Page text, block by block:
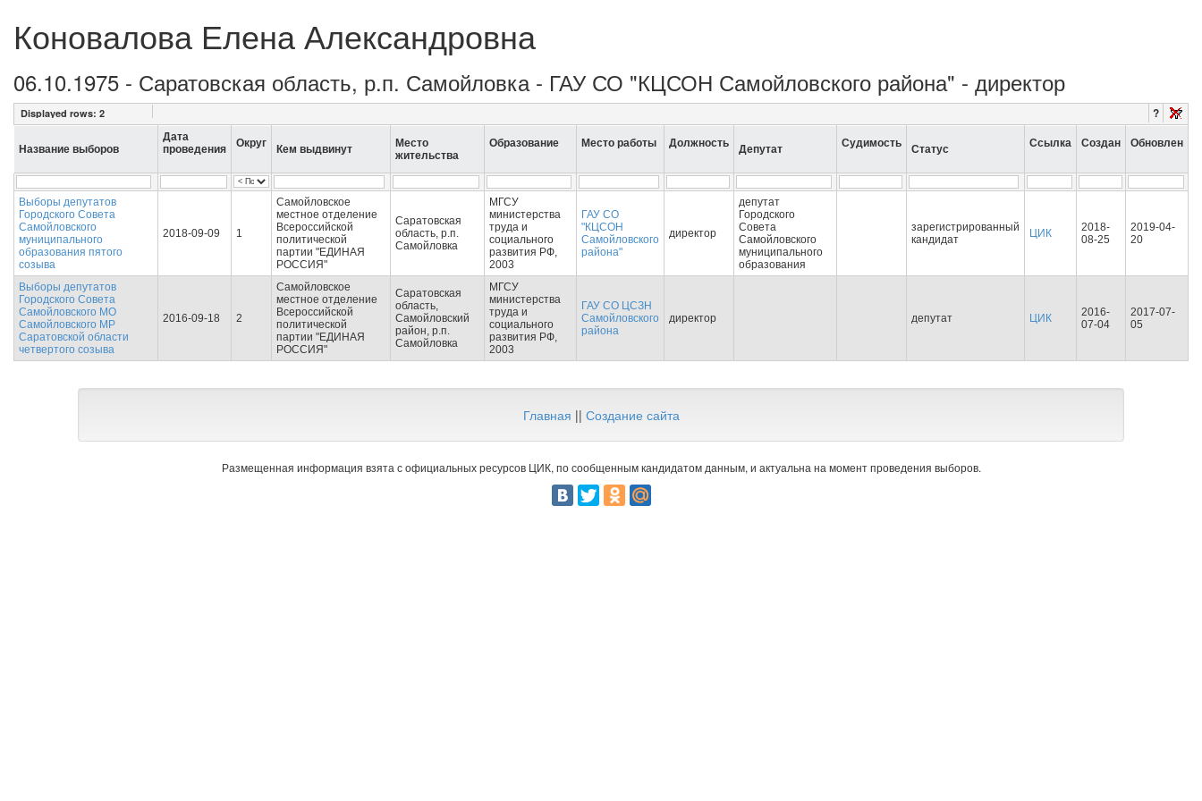
Коновалова Елена Александровна
06.10.1975 - Саратовская область, р.п. Самойловка - ГАУ СО "КЦСОН Самойловского района" - директор
Displayed rows: 2 ?
Название выборов
Дата
проведения
Округ Кем выдвинут
Место
жительства
Образование Место работы Должность Депутат Судимость Статус Ссылка Создан Обновлен
Выборы депутатов
Городского Совета
Самойловского
муниципального
образования пятого
созыва
2018-09-09 1
Самойловское
местное отделение
Всероссийской
политической
партии "ЕДИНАЯ
РОССИЯ"
Саратовская
область, р.п.
Самойловка
МГСУ
министерства
труда и
социального
развития РФ,
2003
ГАУ СО
"КЦСОН
Самойловского
района"
директор
депутат
Городского
Совета
Самойловского
муниципального
образования
зарегистрированный
кандидат
ЦИК
2018-
08-25
2019-04-
20
Выборы депутатов
Городского Совета
Самойловского МО
Самойловского МР
Саратовской области
четвертого созыва
2016-09-18 2
Самойловское
местное отделение
Всероссийской
политической
партии "ЕДИНАЯ
РОССИЯ"
Саратовская
область,
Самойловский
район, р.п.
Самойловка
МГСУ
министерства
труда и
социального
развития РФ,
2003
ГАУ СО ЦСЗН
Самойловского
района
директор депутат ЦИК
2016-
07-04
2017-07-
05
Главная || Создание сайта
Размещенная информация взята с официальных ресурсов ЦИК, по сообщенным кандидатом данным, и актуальна на момент проведения выборов.